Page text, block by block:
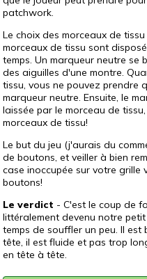
patchwork.
Le choix des morceaux de
morceaux de tissu sont
temps. Un marqueur neutre se
des aiguilles d'une montre.
tissu, vous ne pouvez prendre
marqueur neutre. Ensuite, le
laissée par le morceau de
morceaux de tissu!
Le but du jeu (j'aurais du
de boutons, et veiller à bien
case inoccupée sur votre grille
boutons!
Le verdict - C'est le coup de
littéralement devenu notre
temps de souffler un peu. Il est
tête, il est fluide et pas trop
en tête à tête.